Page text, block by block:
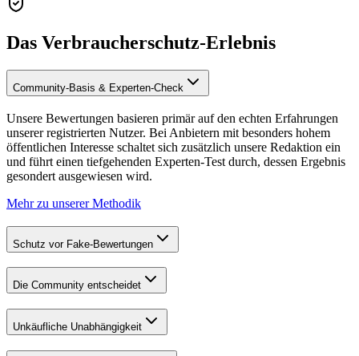
Das Verbraucherschutz-Erlebnis
Community-Basis & Experten-Check
Unsere Bewertungen basieren primär auf den echten Erfahrungen
unserer registrierten Nutzer. Bei Anbietern mit besonders hohem
öffentlichen Interesse schaltet sich zusätzlich unsere Redaktion ein
und führt einen tiefgehenden Experten-Test durch, dessen Ergebnis
gesondert ausgewiesen wird.
Mehr zu unserer Methodik
Schutz vor Fake-Bewertungen
Die Community entscheidet
Unkäufliche Unabhängigkeit